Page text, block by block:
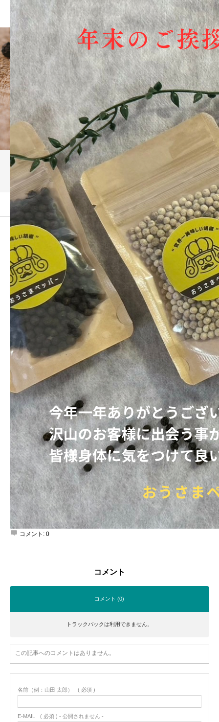
ブログ
ブログ 年末の挨拶
2024.12.31
年末の挨拶
投稿者: 内田 広大
コメント: 0
コメント
コメント (0)
トラックバックは利用できません。
この記事へのコメントはありません。
名前（例：山田 太郎） ( 必須 )
E-MAIL ( 必須 ) - 公開されません -